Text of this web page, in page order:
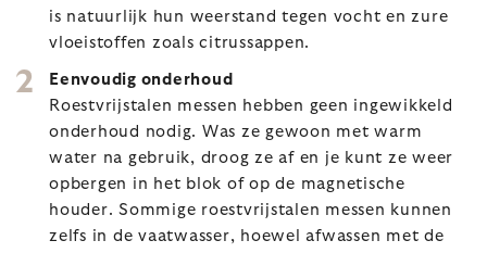
is natuurlijk hun weerstand tegen vocht en zure
vloeistoffen zoals citrussappen.
Eenvoudig onderhoud
Roestvrijstalen messen hebben geen ingewikkeld
onderhoud nodig. Was ze gewoon met warm
water na gebruik, droog ze af en je kunt ze weer
opbergen in het blok of op de magnetische
houder. Sommige roestvrijstalen messen kunnen
zelfs in de vaatwasser, hoewel afwassen met de